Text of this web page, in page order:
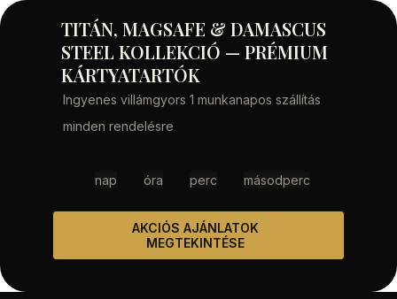
TITÁN, MAGSAFE & DAMASCUS
STEEL KOLLEKCIÓ — PRÉMIUM
KÁRTYATARTÓK
Ingyenes villámgyors 1 munkanapos szállítás
minden rendelésre
nap óra perc másodperc
AKCIÓS AJÁNLATOK
MEGTEKINTÉSE